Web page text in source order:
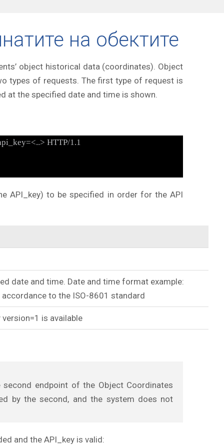
на обектите
object historical data (coordinates). Object
types of requests. The first type of request is
at the specified date and time is shown.
HTTP/1.1
API_key) to be specified in order for the API
date and time. Date and time format example:
to the ISO-8601 standard
is available
endpoint of the Object Coordinates
by the second, and the system does not
and the API_key is valid: